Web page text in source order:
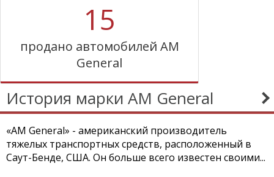
15
продано автомобилей AM
General
История марки AM General
«AM General» - американский производитель
тяжелых транспортных средств, расположенный в
Саут-Бенде, США. Он больше всего известен своими...